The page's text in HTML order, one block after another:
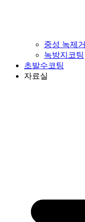
중성 녹제거
녹방지코팅
초발수코팅
자료실